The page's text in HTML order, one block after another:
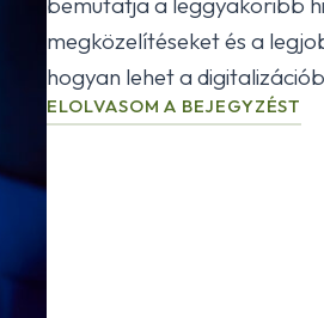
megközelítéseket és a
hogyan lehet a
ELOLVASOM A BEJEGYZÉST